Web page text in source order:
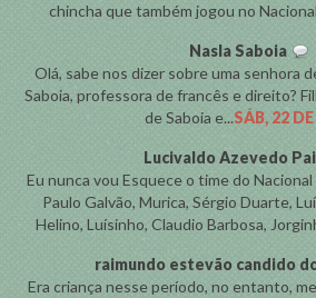
chincha que também jogou no
Nasla Saboia
Olá, sabe nos dizer sobre uma senhora
Saboia, professora de francês e direito?
de Saboia e...SÁB, 22
Lucivaldo Azevedo
Eu nunca vou Esquece o time do
Paulo Galvão, Murica, Sérgio Duarte,
Helino, Luísinho, Claudio Barbosa,
raimundo estevão candido
Era criança nesse período, no entanto,